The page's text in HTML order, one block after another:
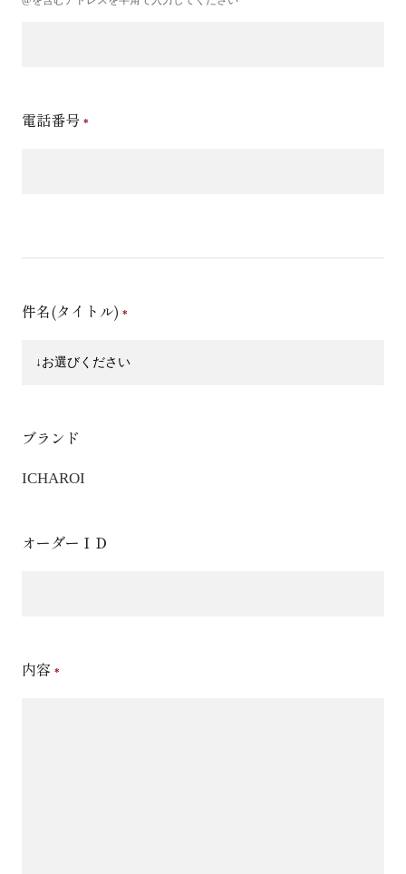
電話番号
件名(タイトル)
ブランド
ICHAROI
オーダーＩＤ
内容